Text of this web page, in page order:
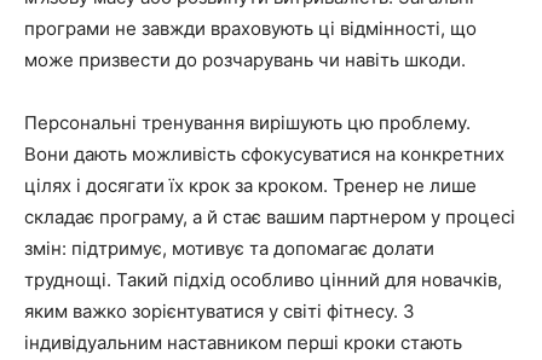
програми не завжди враховують ці відмінності, що
може призвести до розчарувань чи навіть шкоди.
Персональні тренування вирішують цю проблему.
Вони дають можливість сфокусуватися на конкретних
цілях і досягати їх крок за кроком. Тренер не лише
складає програму, а й стає вашим партнером у процесі
змін: підтримує, мотивує та допомагає долати
труднощі. Такий підхід особливо цінний для новачків,
яким важко зорієнтуватися у світі фітнесу. З
індивідуальним наставником перші кроки стають